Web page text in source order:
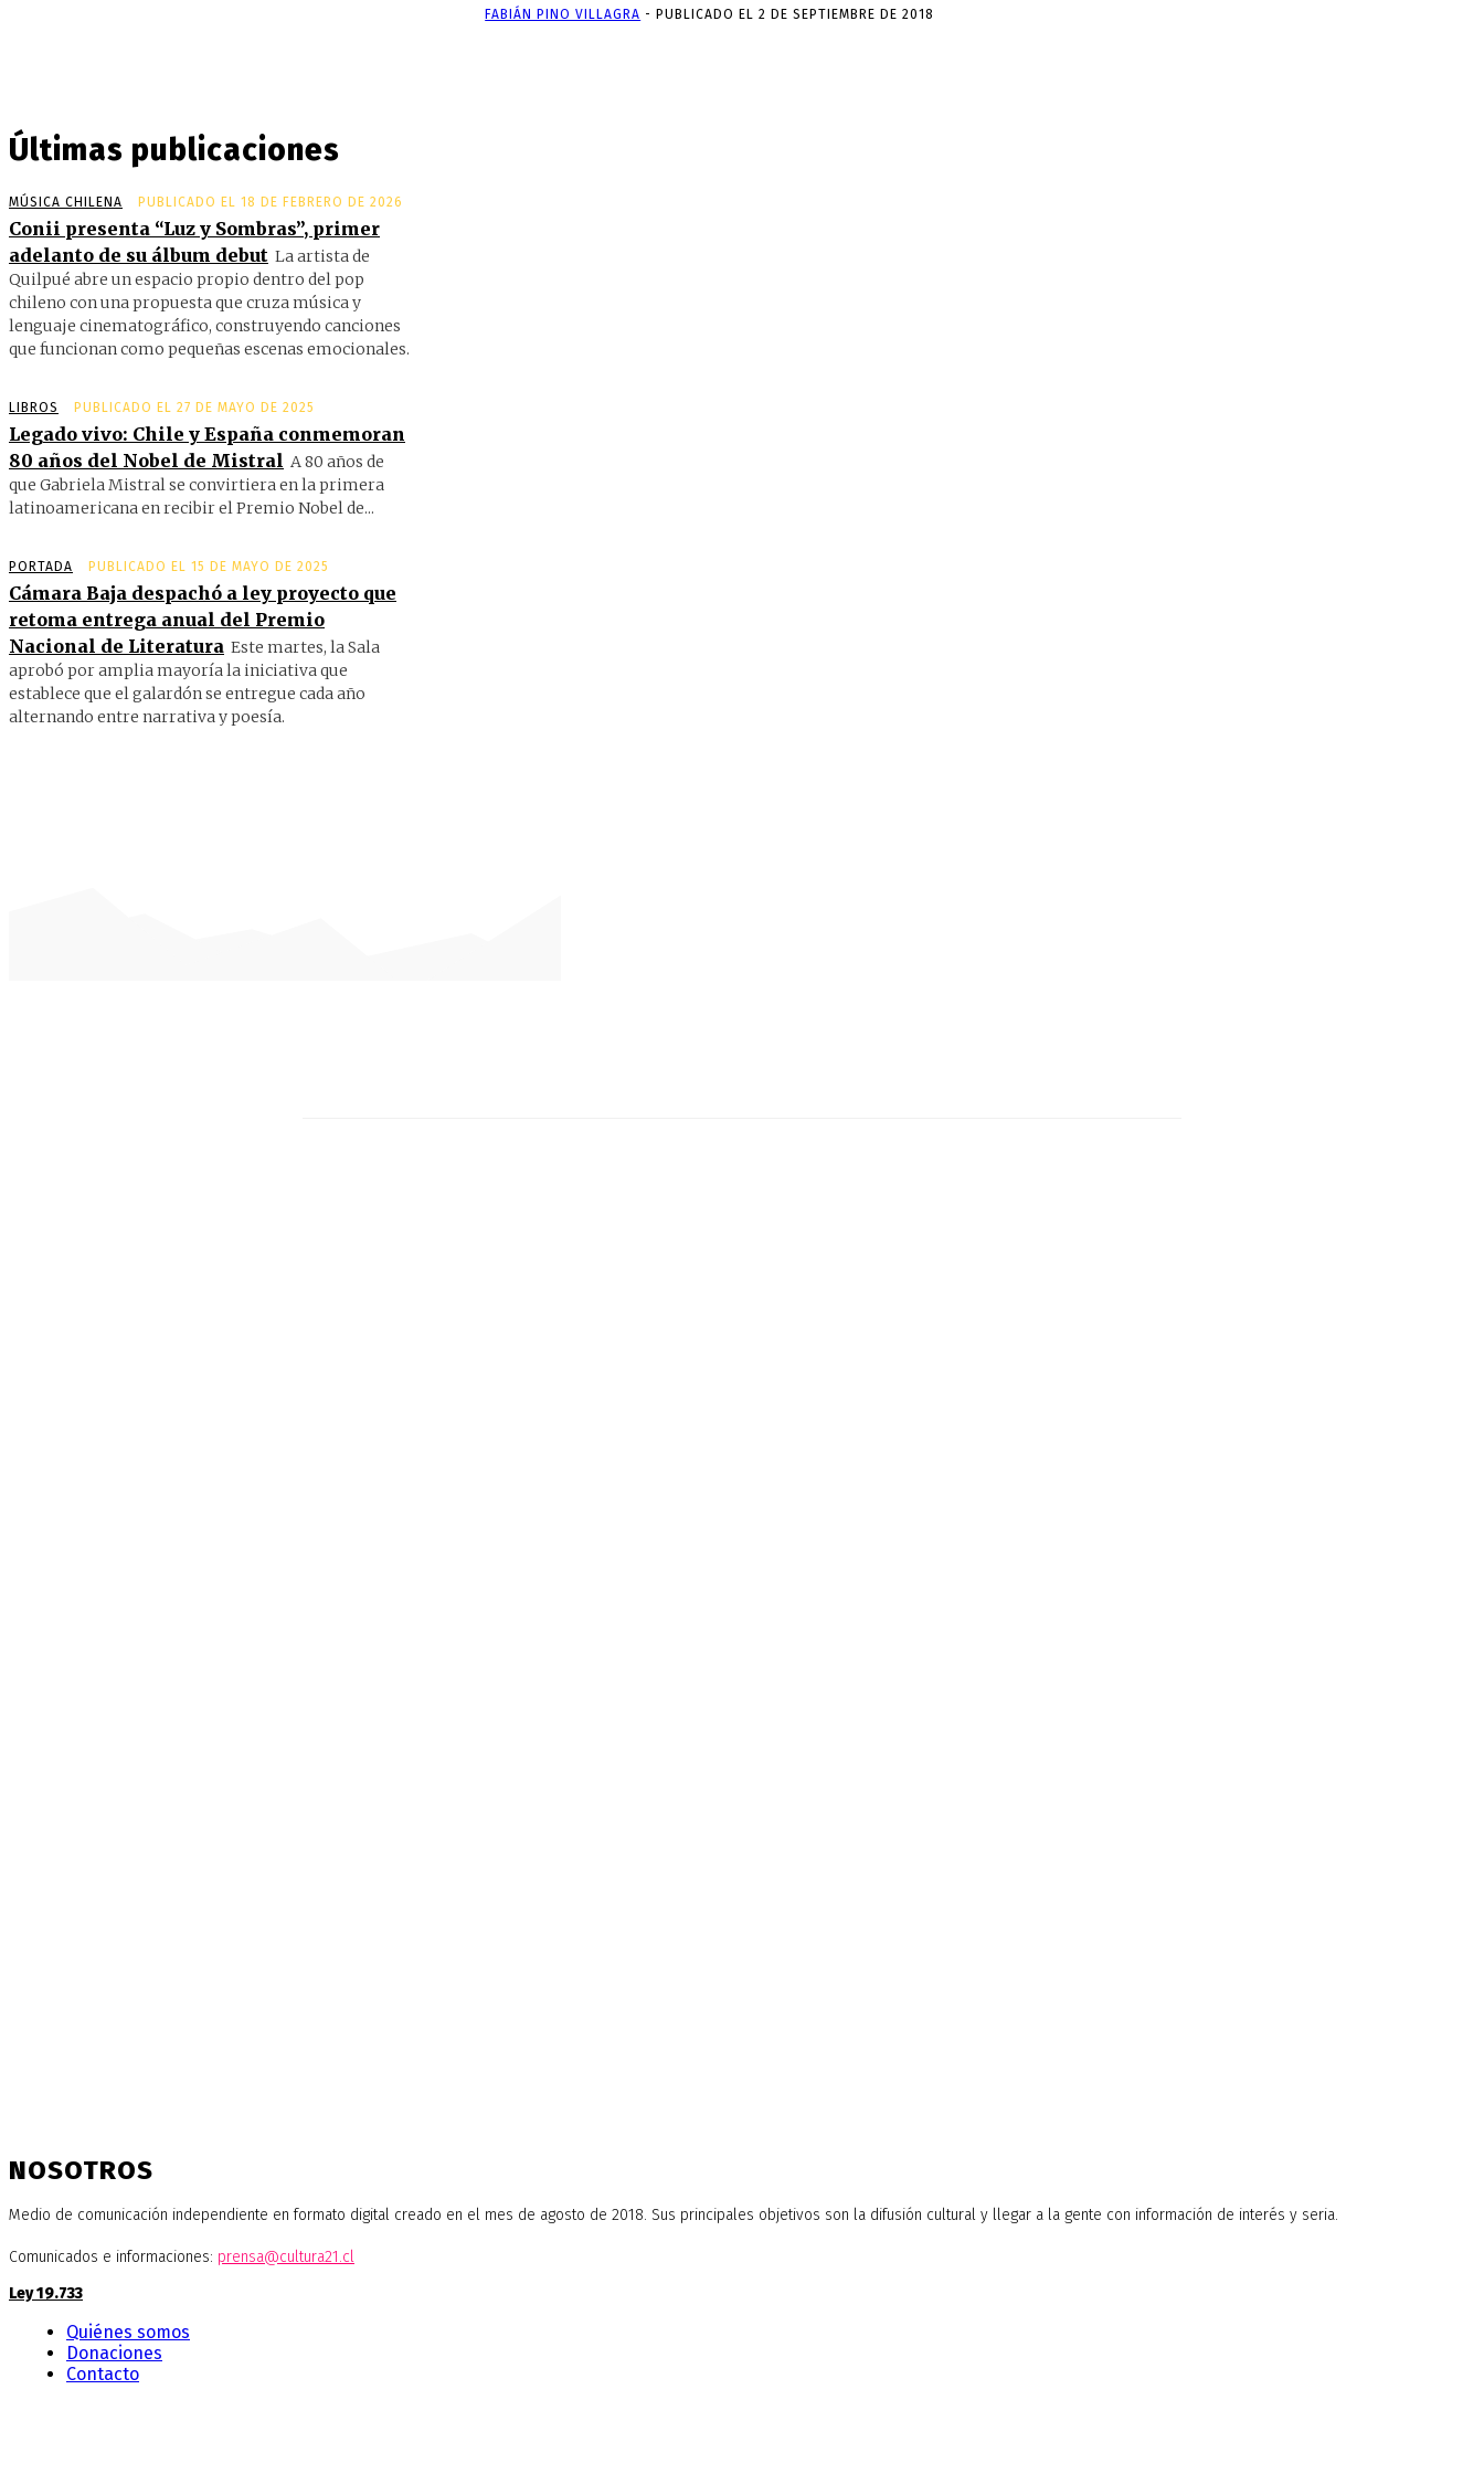
FABIÁN PINO VILLAGRA - PUBLICADO EL 2 DE SEPTIEMBRE DE 2018
Últimas publicaciones
MÚSICA CHILENA PUBLICADO EL 18 DE FEBRERO DE 2026
Conii presenta “Luz y Sombras”, primer
adelanto de su álbum debut La artista de
Quilpué abre un espacio propio dentro del pop
chileno con una propuesta que cruza música y
lenguaje cinematográfico, construyendo canciones
que funcionan como pequeñas escenas emocionales.
LIBROS PUBLICADO EL 27 DE MAYO DE 2025
Legado vivo: Chile y España conmemoran
80 años del Nobel de Mistral A 80 años de
que Gabriela Mistral se convirtiera en la primera
latinoamericana en recibir el Premio Nobel de...
PORTADA PUBLICADO EL 15 DE MAYO DE 2025
Cámara Baja despachó a ley proyecto que
retoma entrega anual del Premio
Nacional de Literatura Este martes, la Sala
aprobó por amplia mayoría la iniciativa que
establece que el galardón se entregue cada año
alternando entre narrativa y poesía.
NOSOTROS
Medio de comunicación independiente en formato digital creado en el mes de agosto de 2018. Sus principales objetivos son la difusión cultural y llegar a la gente con información de interés y seria.
Comunicados e informaciones: prensa@cultura21.cl
Ley 19.733
Quiénes somos
Donaciones
Contacto